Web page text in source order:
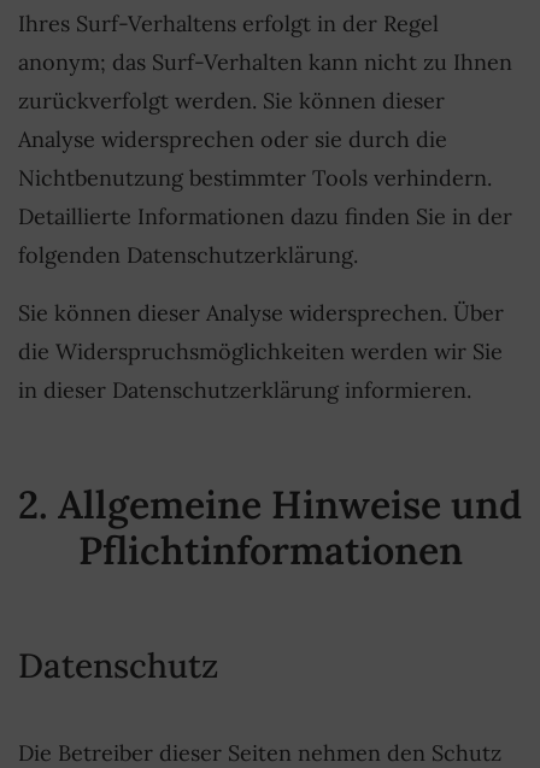
Ihres Surf-Verhaltens erfolgt in der Regel
anonym; das Surf-Verhalten kann nicht zu Ihnen
zurückverfolgt werden. Sie können dieser
Analyse widersprechen oder sie durch die
Nichtbenutzung bestimmter Tools verhindern.
Detaillierte Informationen dazu finden Sie in der
folgenden Datenschutzerklärung.
Sie können dieser Analyse widersprechen. Über
die Widerspruchsmöglichkeiten werden wir Sie
in dieser Datenschutzerklärung informieren.
2. Allgemeine Hinweise und
Pflichtinformationen
Datenschutz
Die Betreiber dieser Seiten nehmen den Schutz